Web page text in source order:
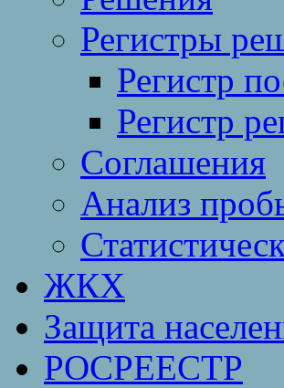
Регистры
Регистр
Регистр
Соглашения
Анализ
ЖКХ
Защита
РОСРЕЕСТР